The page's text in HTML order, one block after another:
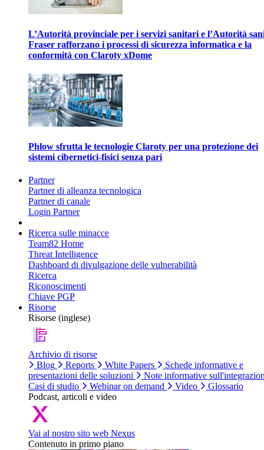
L’Autorità provinciale per i servizi sanitari e l’Autorità
Fraser rafforzano i processi di sicurezza informatica e la
conformità con Claroty xDome
Phlow sfrutta le tecnologie Claroty per una protezione dei
sistemi cibernetici-fisici senza pari
Partner
Partner di alleanza tecnologica
Partner di canale
Login Partner
Ricerca sulle minacce
Team82 Home
Threat Intelligence
Dashboard di divulgazione delle vulnerabilità
Ricerca
Riconoscimenti
Chiave PGP
Risorse
Risorse (inglese)
Archivio di risorse
Blog
Reports White Papers
Schede informative e
presentazioni delle soluzioni
Note informative
Casi di studio
Webinar on demand Video
Glossario
Podcast, articoli e video
Vai al nostro sito web Nexus
Contenuto in primo piano